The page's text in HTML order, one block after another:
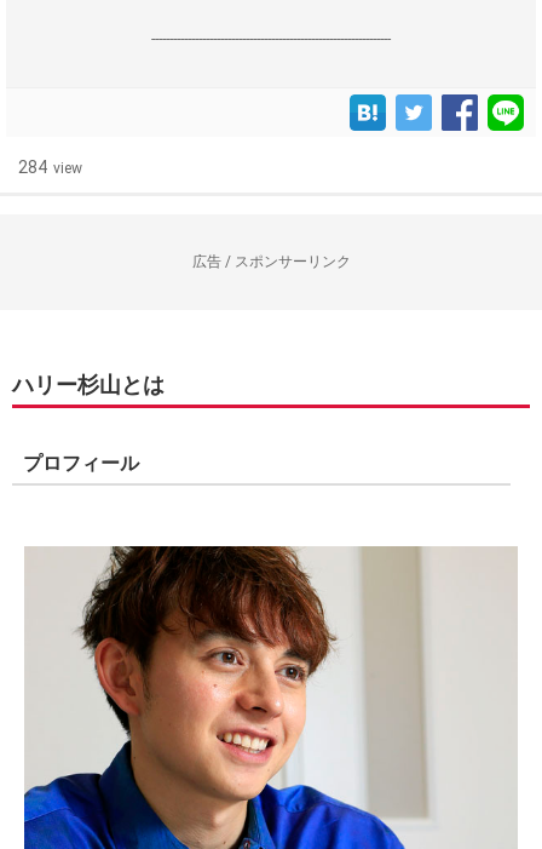
------------------------------------------------------------------
284 view
広告 / スポンサーリンク
ハリー杉山とは
プロフィール